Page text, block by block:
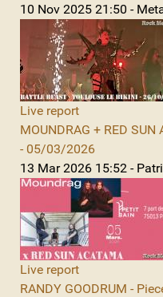
10 Nov 2025 21:50 -
Live report
MOUNDRAG + RED
- 05/03/2026
13 Mar 2026 15:52 -
Live report
RANDY GOODRUM -